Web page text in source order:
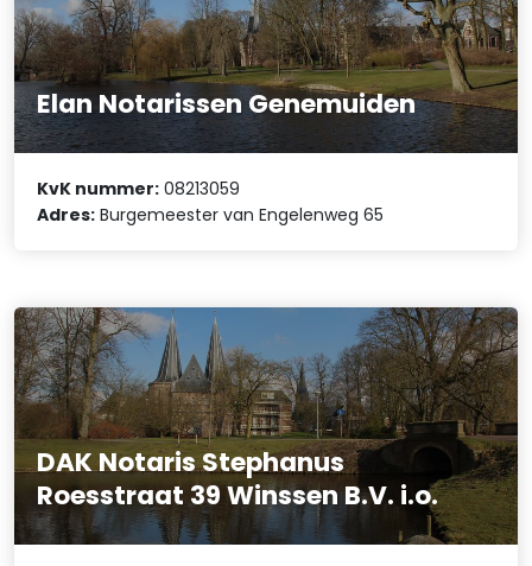
Elan Notarissen Genemuiden
KvK nummer: 08213059
Adres: Burgemeester van Engelenweg 65
DAK Notaris Stephanus
Roesstraat 39 Winssen B.V. i.o.